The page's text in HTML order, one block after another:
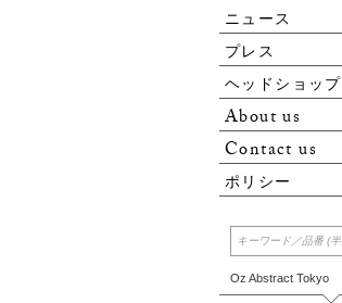
ニュース
プレス
ヘッドショップ
About us
Contact us
ポリシー
Oz Abstract Tokyo